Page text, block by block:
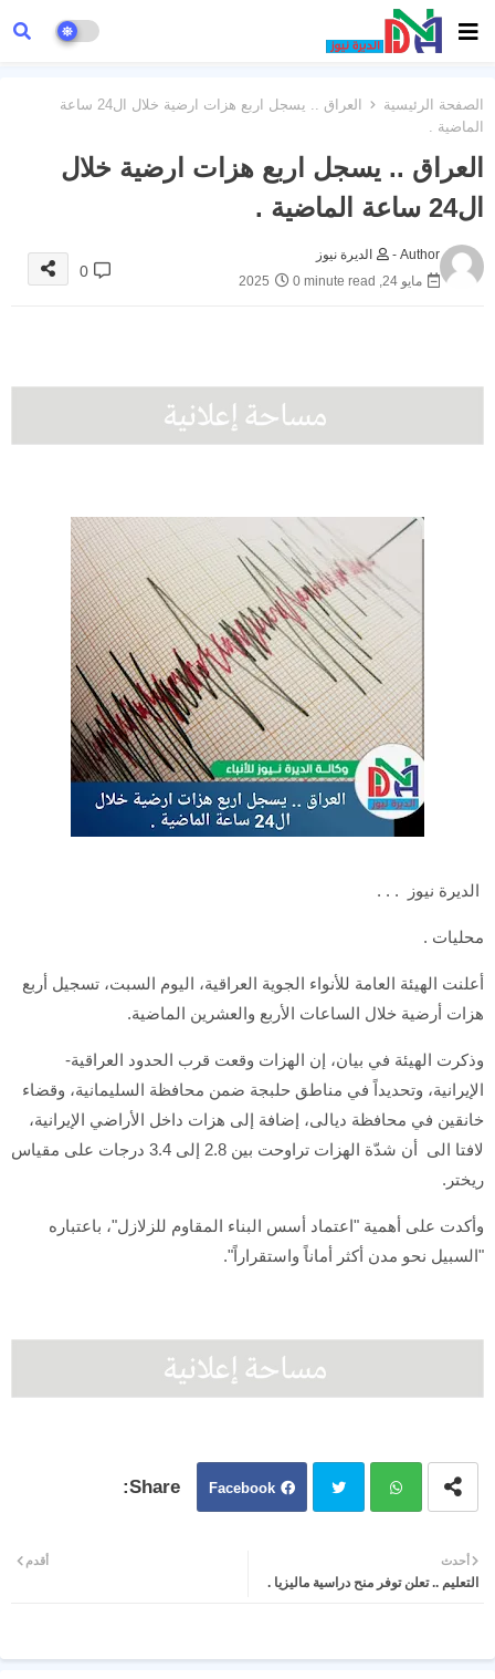
الصفحة الرئيسية
العراق .. يسجل اربع هزات ارضية خلال ال24 ساعة
الماضية .
العراق .. يسجل اربع هزات ارضية خلال
ال24 ساعة الماضية .
Author -
الديرة نيوز
مايو 24, 2025
0 minute read
0
الديرة نيوز . . .
محليات .
أعلنت الهيئة العامة للأنواء الجوية العراقية، اليوم السبت، تسجيل أربع
هزات أرضية خلال الساعات الأربع والعشرين الماضية.
وذكرت الهيئة في بيان، إن الهزات وقعت قرب الحدود العراقية-
الإيرانية، وتحديداً في مناطق حلبجة ضمن محافظة السليمانية، وقضاء
خانقين في محافظة ديالى، إضافة إلى هزات داخل الأراضي الإيرانية،
لافتا الى أن شدّة الهزات تراوحت بين 2.8 إلى 3.4 درجات على مقياس
ريختر.
وأكدت على أهمية "اعتماد أسس البناء المقاوم للزلازل"، باعتباره
"السبيل نحو مدن أكثر أماناً واستقراراً".
Facebook
ter atsa
أحدث
التعليم .. تعلن توفر منح دراسية ماليزيا .
أقدم